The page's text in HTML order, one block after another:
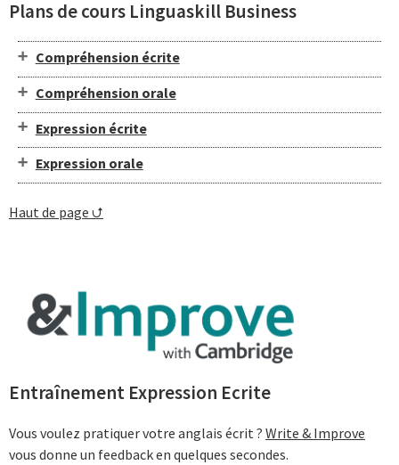
Plans de cours Linguaskill Business
Compréhension écrite
Compréhension orale
Expression écrite
Expression orale
Haut de page ⮍
Entraînement Expression Ecrite
Vous voulez pratiquer votre anglais écrit ? Write & Improve
vous donne un feedback en quelques secondes.